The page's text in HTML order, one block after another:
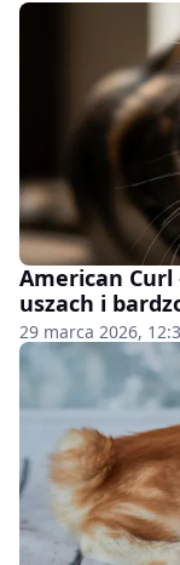
American
uszach i
29 marca 2026,